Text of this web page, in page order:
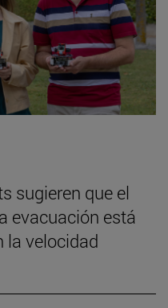
sugieren que el
evacuación está
la velocidad